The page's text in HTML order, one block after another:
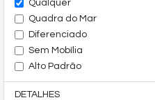
Qualquer
Quadra do Mar
Diferenciado
Sem Mobília
Alto Padrão
DETALHES